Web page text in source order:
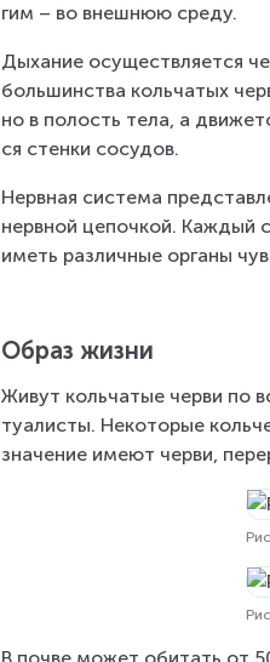
гим – во внеш­нюю среду.
Ды­ха­ние осу­ществ­ля­ет­ся
боль­шин­ства коль­ча­тых
но в по­лость тела, а
ся стен­ки со­су­дов.
Нерв­ная си­сте­ма
нерв­ной це­поч­кой. Каж­дый
иметь различные ор­га­ны
Образ жизни
Живут коль­ча­тые черви по
ту­а­ли­сты. Неко­то­рые
зна­че­ние имеют черви,